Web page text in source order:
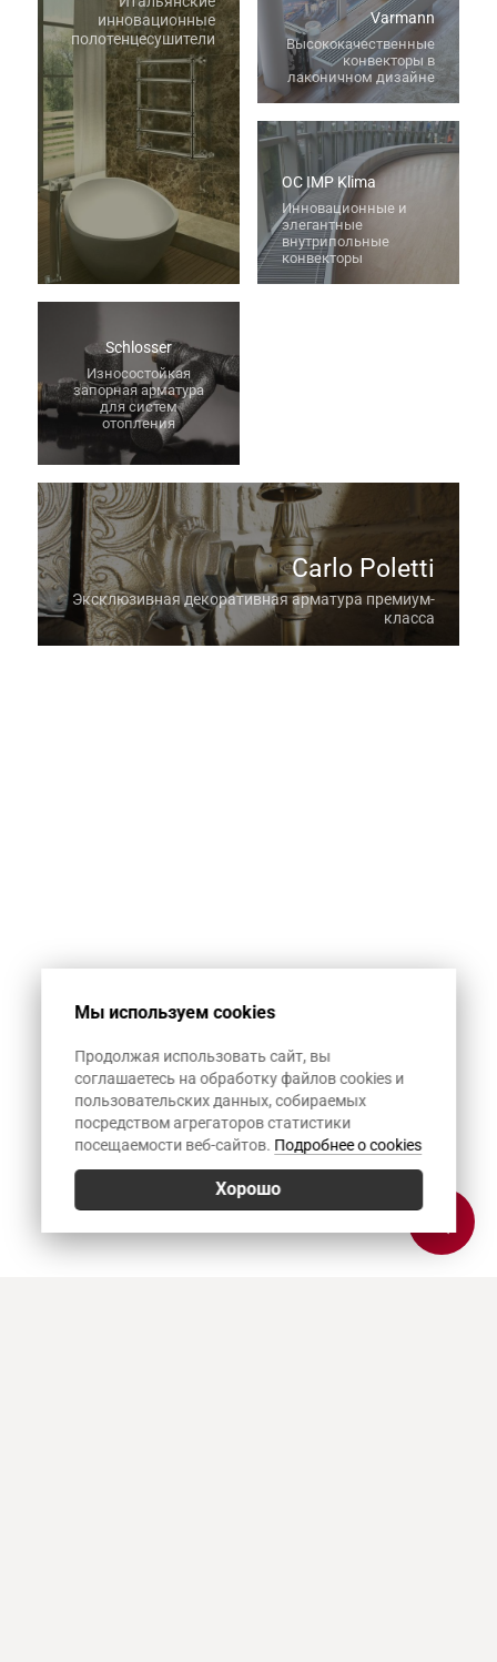
инновационные
полотенцесушители
Varmann
Высококачественные
конвекторы в
лаконичном дизайне
OC IMP Klima
Инновационные и
элегантные
внутрипольные
конвекторы
Schlosser
Износостойкая
запорная арматура
для систем
отопления
Carlo Poletti
Эксклюзивная декоративная арматура премиум-
класса
Мы используем cookies
Продолжая использовать сайт, вы
соглашаетесь на обработку файлов cookies и
пользовательских данных, собираемых
посредством агрегаторов статистики
посещаемости веб-сайтов. Подробнее о cookies
Хорошо